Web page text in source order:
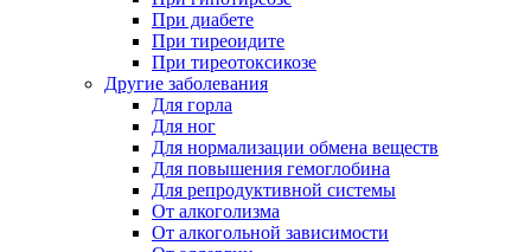
При диабете
При тиреоидите
При тиреотоксикозе
Другие заболевания
Для горла
Для ног
Для нормализации обмена веществ
Для повышения гемоглобина
Для репродуктивной системы
От алкоголизма
От алкогольной зависимости